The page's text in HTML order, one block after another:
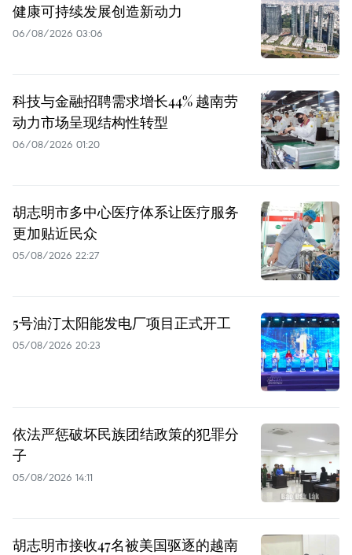
健康可持续发展创造新动力
06/08/2026 03:06
科技与金融招聘需求增长44% 越南劳
动力市场呈现结构性转型
06/08/2026 01:20
胡志明市多中心医疗体系让医疗服务
更加贴近民众
05/08/2026 22:27
5号油汀太阳能发电厂项目正式开工
05/08/2026 20:23
依法严惩破坏民族团结政策的犯罪分
子
05/08/2026 14:11
胡志明市接收47名被美国驱逐的越南